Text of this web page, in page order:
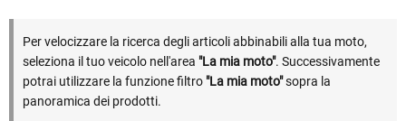
Per velocizzare la ricerca degli articoli abbinabili alla tua moto,
seleziona il tuo veicolo nell'area "La mia moto". Successivamente
potrai utilizzare la funzione filtro "La mia moto"sopra la
panoramica dei prodotti.